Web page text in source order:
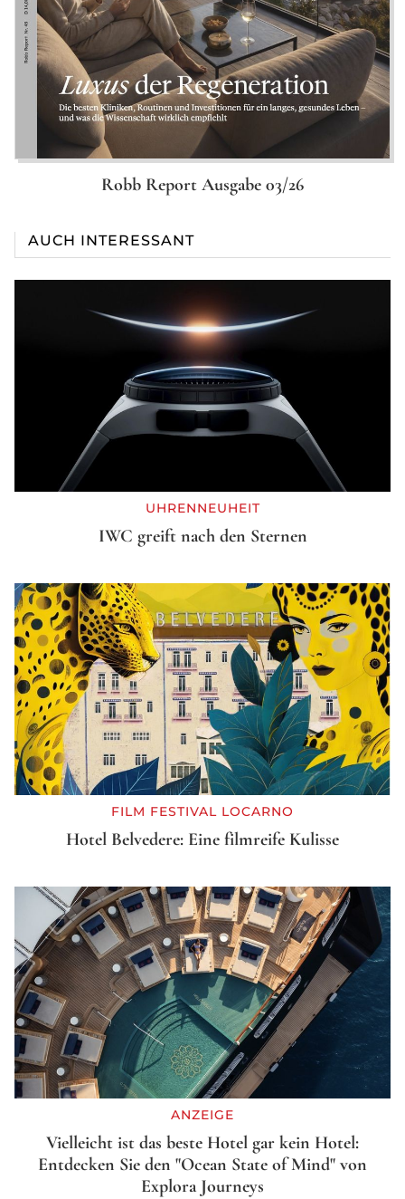
Robb Report Ausgabe 03/26
AUCH INTERESSANT
UHRENNEUHEIT
IWC greift nach den Sternen
FILM FESTIVAL LOCARNO
Hotel Belvedere: Eine filmreife Kulisse
ANZEIGE
Vielleicht ist das beste Hotel gar kein Hotel:
Entdecken Sie den "Ocean State of Mind" von
Explora Journeys